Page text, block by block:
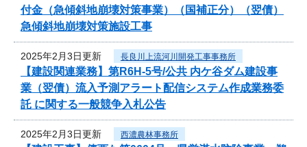
付金（急傾斜地崩壊対策事業）（国補正分）（翌債）
急傾斜地崩壊対策施設工事
2025年2月3日更新 長良川上流河川開発工事事務所
【建設関連業務】第R6H-5号/公共 内ケ谷ダム建設事
業（翌債）流入予測アラート配信システム作成業務委
託 に関する一般競争入札公告
2025年2月3日更新 西濃農林事務所